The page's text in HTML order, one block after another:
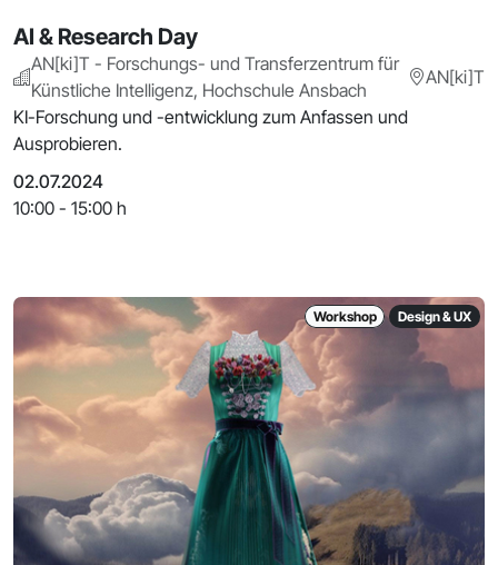
AI & Research Day
AN[ki]T - Forschungs- und Transferzentrum für
Künstliche Intelligenz, Hochschule Ansbach
AN[ki]T
KI-Forschung und -entwicklung zum Anfassen und
Ausprobieren.
02.07.2024
10:00 - 15:00 h
Workshop Design & UX